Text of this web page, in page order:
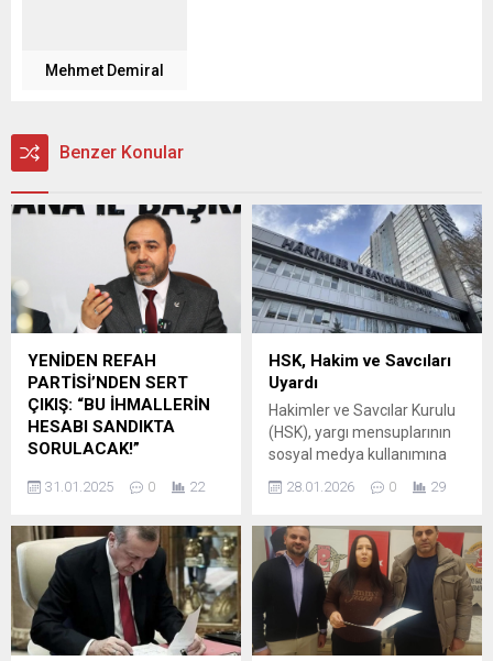
Mehmet Demiral
Benzer Konular
YENİDEN REFAH
PARTİSİ’NDEN SERT
ÇIKIŞ: “BU İHMALLERİN
HESABI SANDIKTA
SORULACAK!”
değerlendirmek için bir
Yeniden Refah Partisi
Adana İl Başkanı Özkut
Özdemir iktidarı sert bir dille
eleştirerek, Bolu’daki
ihmallerin can kayıplarına
yol açtığı vurgulayıp Kültür
31.01.2025 0 22
HSK, Hakim ve Savcıları
Uyardı
Hakimler ve Savcılar Kurulu
(HSK), yargı mensuplarının
sosyal medya kullanımına
hatırlatan kapsamlı bir yazı
Fuzuli Aydoğdu imzasıyla
dağıtıma sunulan yazıda,
hakim ve savcıların dijital
mecralardaki tutumlarının
yargıya duyulan güven
üzerinde doğrudan etkili
28.01.2026 0 29